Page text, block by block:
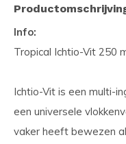
Info:
Tropical Ichtio-Vit 250
Ichtio-Vit is een multi-
een universele
vaker heeft bewezen